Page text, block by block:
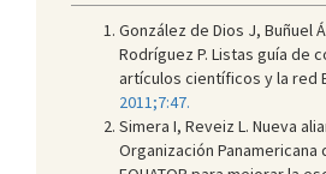
González de Dios J, Buñuel
Rodríguez P. Listas guía de
artículos científicos y la red
2011;7:47.
Simera I, Reveiz L. Nueva
Organización Panamericana